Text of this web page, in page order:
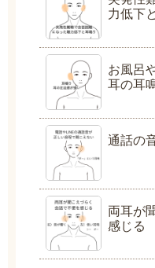
力低下
お風呂
耳の耳
通話の
両耳が
感じる